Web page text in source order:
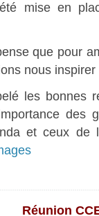
mise en
que pour
nous
les bonnes
des
et ceux de
Réunion